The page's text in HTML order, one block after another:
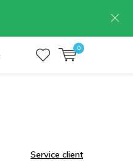
0
Service client